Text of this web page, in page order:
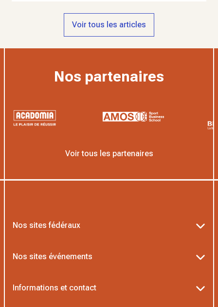
Voir tous les articles
Nos partenaires
Voir tous les partenaires
Nos sites fédéraux
Nos sites événements
Informations et contact